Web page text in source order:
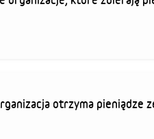
otrzyma pieniądze